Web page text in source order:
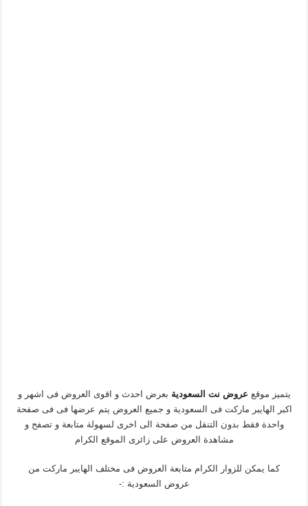
يتميز موقع عروض نت السعوديةبعرض احدث و اقوى العروض فى اشهر و
اكبر الهايبر ماركت فى السعودية و جميع العروض يتم عرضها فى فى صفحة
واحدة فقط بدون التنقل من صفحة الى اخرى لسهولة متابعة و تصفح و
مشاهدة العروض على زائرى الموقع الكرام
كما يمكن للزوار الكرام متابعة العروض فى مختلف الهايبر ماركت من
عروض السعودية :-